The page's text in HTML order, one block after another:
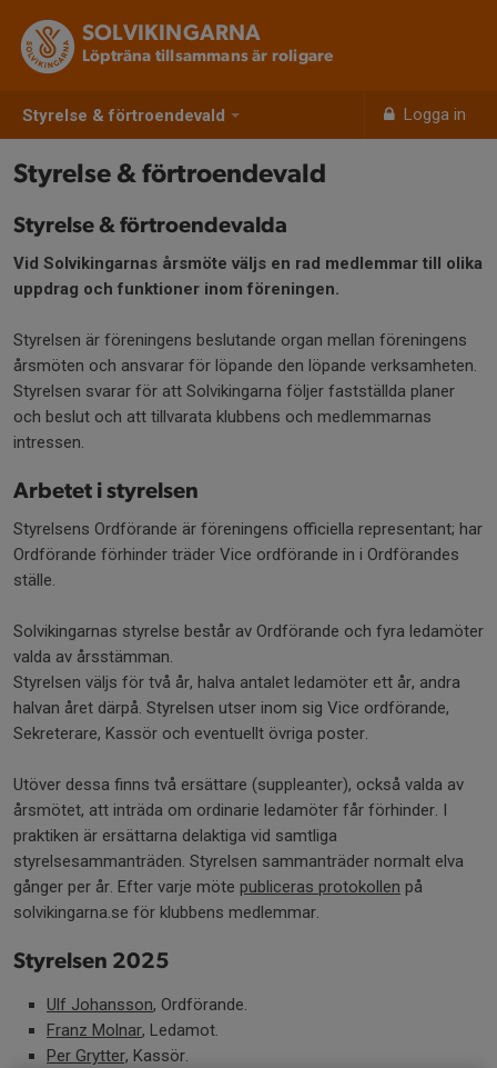
Styrelse & förtroendevald Logga in
SOLVIKINGARNA
Löpträna tillsammans är roligare
Styrelse & förtroendevald
Styrelse & förtroendevalda
Vid Solvikingarnas årsmöte väljs en rad medlemmar till olika
uppdrag och funktioner inom föreningen.
Styrelsen är föreningens beslutande organ mellan föreningens
årsmöten och ansvarar för löpande den löpande verksamheten.
Styrelsen svarar för att Solvikingarna följer fastställda planer
och beslut och att tillvarata klubbens och medlemmarnas
intressen.
Arbetet i styrelsen
Styrelsens Ordförande är föreningens officiella representant; har
Ordförande förhinder träder Vice ordförande in i Ordförandes
ställe.
Solvikingarnas styrelse består av Ordförande och fyra ledamöter
valda av årsstämman.
Styrelsen väljs för två år, halva antalet ledamöter ett år, andra
halvan året därpå. Styrelsen utser inom sig Vice ordförande,
Sekreterare, Kassör och eventuellt övriga poster.
Utöver dessa finns två ersättare (suppleanter), också valda av
årsmötet, att inträda om ordinarie ledamöter får förhinder. I
praktiken är ersättarna delaktiga vid samtliga
styrelsesammanträden. Styrelsen sammanträder normalt elva
gånger per år. Efter varje möte publiceras protokollen på
solvikingarna.se för klubbens medlemmar.
Styrelsen 2025
Ulf Johansson, Ordförande.
Franz Molnar, Ledamot.
Per Grytter, Kassör.